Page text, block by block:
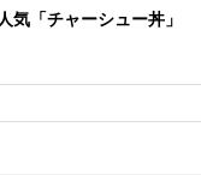
「チャーシュー丼」